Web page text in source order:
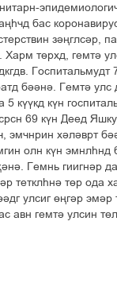
бас
зіњглсір,
Харм тґрхд, гемті
бііні. Гемті улс
кўўкд кўн
69 кўн Деед
эмчнрин хіліврт
олн кўн эмнлєнд
Гемнь гиигнір
тетклєні тґр ода
улсиг ґњгір эмір
авн гемті улсин